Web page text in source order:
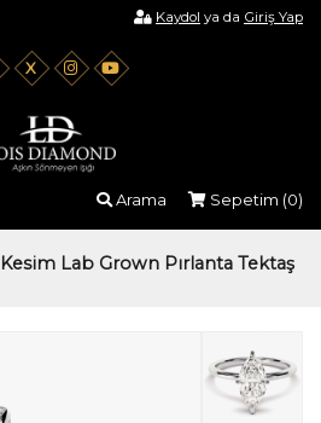
Kaydol ya da Giriş Yap
X
Arama Sepetim (0)
Lab Grown Pırlanta Tektaş